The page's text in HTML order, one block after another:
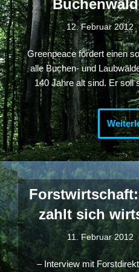
12. Februar 2012
Greenpeace fordert einen
alle Buchen- und
140 Jahre alt sind. Er
zahlt sich
11. Februar 2012
– Interview mit